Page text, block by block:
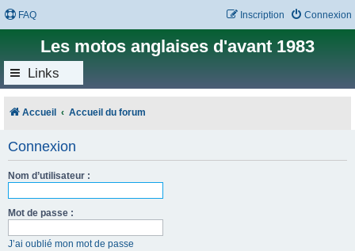
FAQ Connexion
Inscription
Les motos anglaises d'avant 1983
Links
Accueil Accueil du forum
Connexion
Nom d’utilisateur :
Mot de passe :
J’ai oublié mon mot de passe